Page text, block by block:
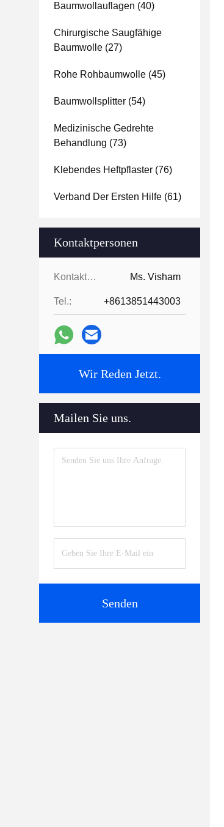
Baumwollauflagen (40)
Chirurgische Saugfähige
Baumwolle (27)
Rohe Rohbaumwolle (45)
Baumwollsplitter (54)
Medizinische Gedrehte
Behandlung (73)
Klebendes Heftpflaster (76)
Verband Der Ersten Hilfe (61)
Kontaktpersonen
Kontaktpersonen: Ms. Visham
Tel.: +8613851443003
Wir Reden Jetzt.
Mailen Sie uns.
Senden